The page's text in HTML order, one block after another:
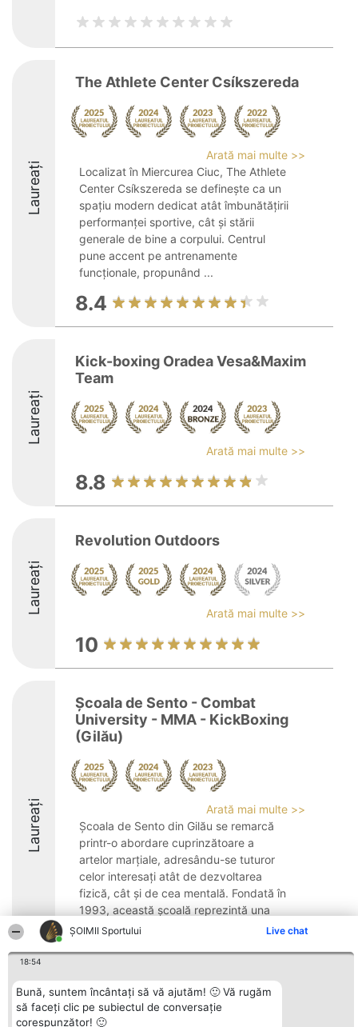
ȘOIMII Sportului Live chat
18:54
Bună, suntem încântați să vă ajutăm! 🙂 Vă rugăm
să faceți clic pe subiectul de conversație
corespunzător! 🙂
Laureați
The Athlete Center Csíkszereda
Arată mai multe >>
Localizat în Miercurea Ciuc, The Athlete
Center Csíkszereda se definește ca un
spațiu modern dedicat atât îmbunătățirii
performanței sportive, cât și stării
generale de bine a corpului. Centrul
pune accent pe antrenamente
funcționale, propunând ...
8.4
Laureați
Kick-boxing Oradea Vesa&Maxim
Team
Arată mai multe >>
8.8
Laureați
Revolution Outdoors
Arată mai multe >>
10
Laureați
Școala de Sento - Combat
University - MMA - KickBoxing
(Gilău)
Arată mai multe >>
Școala de Sento din Gilău se remarcă
printr-o abordare cuprinzătoare a
artelor marțiale, adresându-se tuturor
celor interesați atât de dezvoltarea
fizică, cât și de cea mentală. Fondată în
1993, această școală reprezintă una
dintre primele ...
8.5
Organizator Ranking
BRIGHT SOLUTIONS BR SRL
Plebiscyt